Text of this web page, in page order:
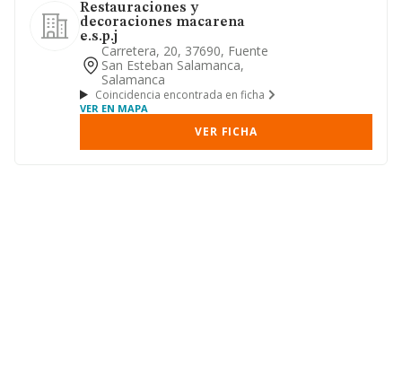
Restauraciones y
decoraciones macarena
e.s.p.j
Carretera, 20, 37690, Fuente
San Esteban Salamanca,
Salamanca
Coincidencia encontrada en ficha
VER EN MAPA
VER FICHA